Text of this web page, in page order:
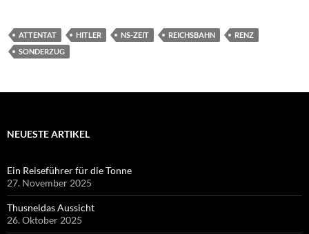
ATTENTAT HITLER NS-ZEIT REICHSBAHN
RENZ
SONDERZUG
NEUESTE ARTIKEL
Ein Reiseführer für die Tonne
27. November 2025
Thusneldas Aussicht
26. Oktober 2025